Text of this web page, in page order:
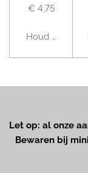
€ 4,75
Houd mij op
Let op: al onze
Bewaren bij